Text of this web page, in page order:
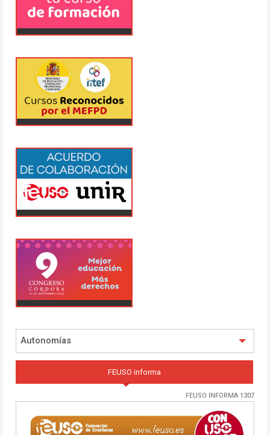
Autonomías
FEUSO informa
FEUSO INFORMA 1307